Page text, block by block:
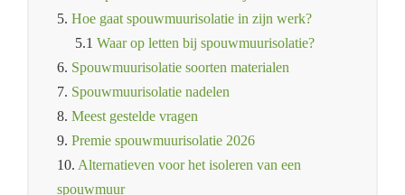
5. Hoe gaat spouwmuurisolatie in zijn werk?
5.1 Waar op letten bij spouwmuurisolatie?
6. Spouwmuurisolatie soorten materialen
7. Spouwmuurisolatie nadelen
8. Meest gestelde vragen
9. Premie spouwmuurisolatie 2026
10. Alternatieven voor het isoleren van een
spouwmuur